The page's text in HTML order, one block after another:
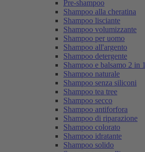
Pre-shampoo
Shampoo alla cheratina
Shampoo lisciante
Shampoo volumizzante
Shampoo per uomo
Shampoo all'argento
Shampoo detergente
Shampoo e balsamo 2 in 1
Shampoo naturale
Shampoo senza siliconi
Shampoo tea tree
Shampoo secco
Shampoo antiforfora
Shampoo di riparazione
Shampoo colorato
Shampoo idratante
Shampoo solido